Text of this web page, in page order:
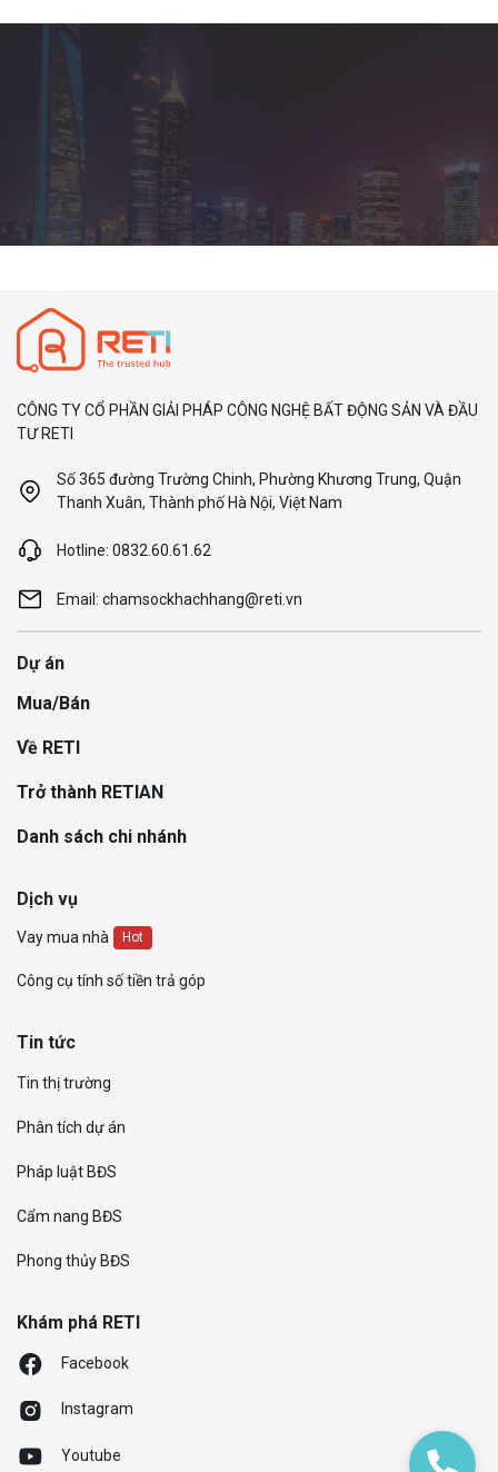
CÔNG TY CỔ PHẦN GIẢI PHÁP CÔNG NGHỆ BẤT ĐỘNG SẢN VÀ ĐẦU
TƯ RETI
Số 365 đường Trường Chinh, Phường Khương Trung, Quận
Thanh Xuân, Thành phố Hà Nội, Việt Nam
Hotline: 0832.60.61.62
Email: chamsockhachhang@reti.vn
Dự án
Mua/Bán
Về RETI
Trở thành RETIAN
Danh sách chi nhánh
Dịch vụ
Vay mua nhà Hot
Công cụ tính số tiền trả góp
Tin tức
Tin thị trường
Phân tích dự án
Pháp luật BĐS
Cẩm nang BĐS
Phong thủy BĐS
Khám phá RETI
Facebook
Instagram
Youtube